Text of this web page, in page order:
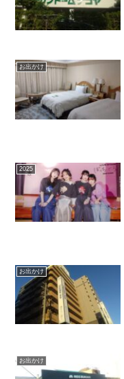
お出かけ
2025
お出かけ
お出かけ